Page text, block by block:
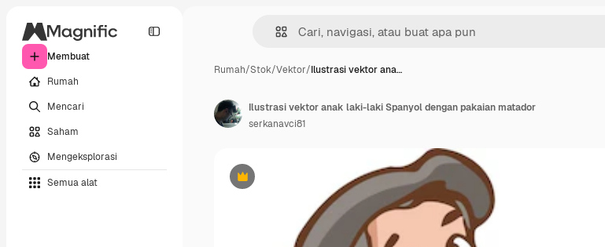
Membuat
Rumah
Mencari
Saham
Mengeksplorasi
Semua alat
Rumah/Stok/Vektor/Ilustrasi vektor ana…
Premium
Ilustrasi vektor anak laki-laki Spanyol dengan pakaian matador
serkanavci81